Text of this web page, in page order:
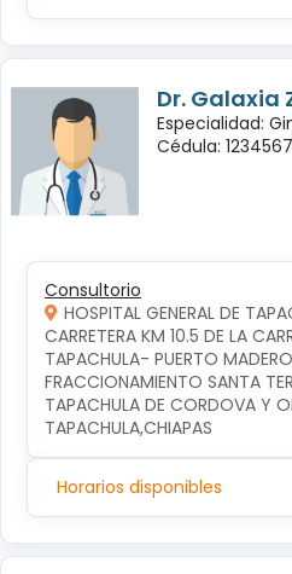
Dr. Galaxia
Especialidad:
Cédula:
Consultorio
HOSPITAL GENERAL DE
CARRETERA KM 10.5 DE LA
TAPACHULA- PUERTO
FRACCIONAMIENTO SANTA
TAPACHULA DE CORDOVA Y
TAPACHULA,CHIAPAS
Horarios disponibles